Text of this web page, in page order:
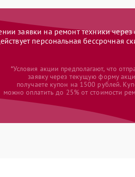
заявки на ремонт техники через
персональная бессрочная
*Условия акции предполагают, что
заявку через текущую форму
получаете купон на 1500 рублей.
можно оплатить до 25% от стоимости